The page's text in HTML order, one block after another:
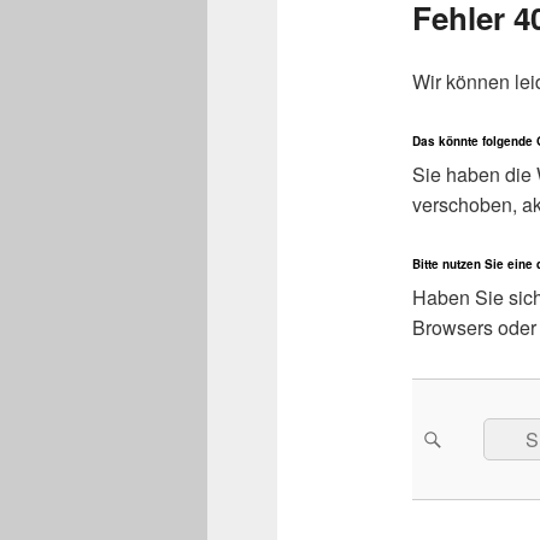
Fehler
Wir können
Das könnte folgende
Sie haben die
verschoben,
Bitte nutzen Sie eine
Haben Sie
Browsers
for: